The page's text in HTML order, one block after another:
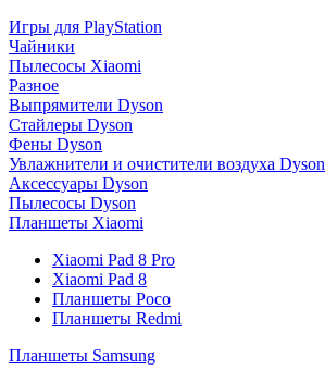
Игры для PlayStation
Чайники
Пылесосы Xiaomi
Разное
Выпрямители Dyson
Стайлеры Dyson
Фены Dyson
Увлажнители и очистители воздуха Dyson
Аксессуары Dyson
Пылесосы Dyson
Планшеты Xiaomi
Xiaomi Pad 8 Pro
Xiaomi Pad 8
Планшеты Poco
Планшеты Redmi
Планшеты Samsung